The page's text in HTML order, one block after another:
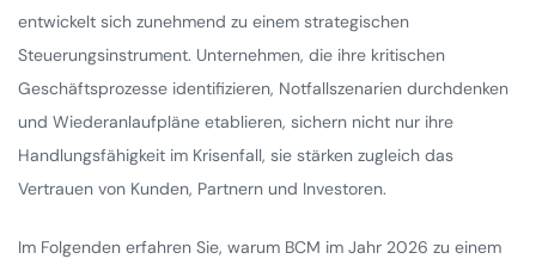
entwickelt sich zunehmend zu einem strategischen
Steuerungsinstrument. Unternehmen, die ihre kritischen
Geschäftsprozesse identifizieren, Notfallszenarien durchdenken
und Wiederanlaufpläne etablieren, sichern nicht nur ihre
Handlungsfähigkeit im Krisenfall, sie stärken zugleich das
Vertrauen von Kunden, Partnern und Investoren.
Im Folgenden erfahren Sie, warum BCM im Jahr 2026 zu einem